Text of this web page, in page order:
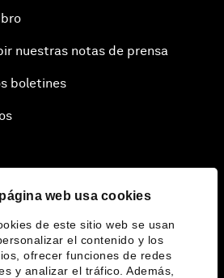
web usa cookies
de este sitio web se usan
el contenido y los
ofrecer funciones de redes
y analizar el tráfico. Además,
nuestras notas de prensa
boletines
Foro
idiomas